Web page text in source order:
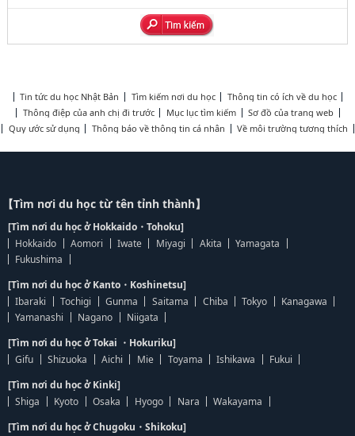
Tin tức du học Nhật Bản Tìm kiếm nơi du học
Thông tin có ích về du học
Thông điệp của anh chị đi trước
Mục lục tìm kiếm
Sơ đồ của trang web
Quy ước sử dụng
Thông báo về thông tin cá nhân Về môi trường tương thích
【Tìm nơi du học từ tên tỉnh thành】
[Tìm nơi du học ở Hokkaido・Tohoku]
Hokkaido
Aomori Iwate Miyagi Akita
Yamagata
Fukushima
[Tìm nơi du học ở Kanto・Koshinetsu]
Ibaraki
Tochigi Gunma Saitama Chiba Tokyo
Kanagawa
Yamanashi
Nagano
Niigata
[Tìm nơi du học ở Tokai ・Hokuriku]
Gifu
Shizuoka Aichi Mie Toyama Ishikawa
Fukui
[Tìm nơi du học ở Kinki]
Shiga
Kyoto Osaka Hyogo Nara
Wakayama
[Tìm nơi du học ở Chugoku・Shikoku]